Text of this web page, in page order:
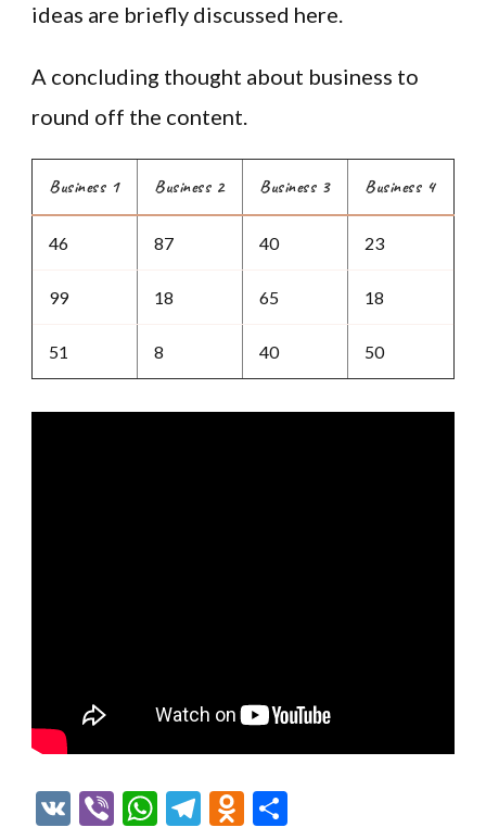
ideas are briefly discussed here.
A concluding thought about business to
round off the content.
Business 1 Business 2 Business 3 Business 4
46 87 40 23
99 18 65 18
51 8 40 50
VK ViberWhatsApp
Telegram
Odnoklassniki